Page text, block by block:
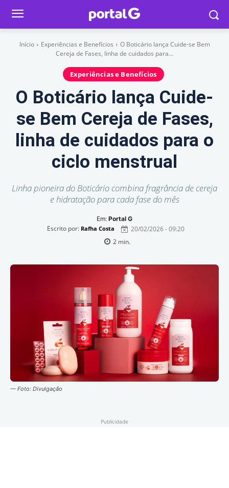
Início Experiências e Benefícios
O Boticário lança Cuide-se Bem
Cereja de Fases, linha de cuidados para...
Experiências e Benefícios
O Boticário lança Cuide-
se Bem Cereja de Fases,
linha de cuidados para o
ciclo menstrual
Linha pioneira do Boticário combina fragrância de cereja
e hidratação para cada fase do mês
Em: Portal G
Escrito por: Rafha Costa
20/02/2026 - 09:20
2min.
— Foto: Divulgação
Publicidade